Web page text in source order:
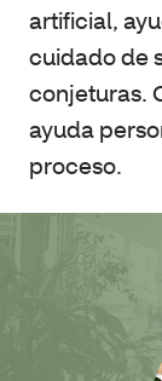
artificial,
cuidado de
conjeturas.
ayuda
proceso.